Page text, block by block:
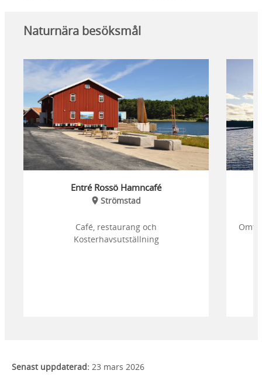
Naturnära besöksmål
Entré Rossö Hamncafé
Strömstad
Café, restaurang och
Kosterhavsutställning
Senast uppdaterad: 23 mars 2026